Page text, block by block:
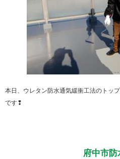
本日、ウレタン防水通気緩衝工法のトッ
です❢
府中市防